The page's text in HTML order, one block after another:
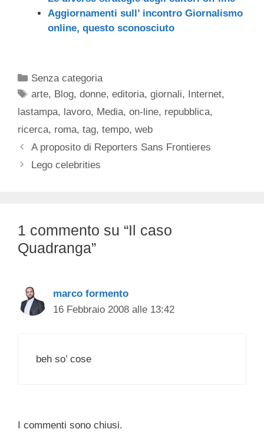
Aggiornamenti sull’ incontro Giornalismo
online, questo sconosciuto
Categorie
Senza categoria
Tag
arte, Blog,donne,editoria,giornali, Internet,
lastampa, lavoro, Media, on-line, repubblica,
ricerca, roma, tag, tempo, web
A proposito di Reporters Sans Frontieres
Lego celebrities
1 commento su “Il caso
Quadranga”
marco formento
16 Febbraio 2008 alle 13:42
beh so’ cose
I commenti sono chiusi.